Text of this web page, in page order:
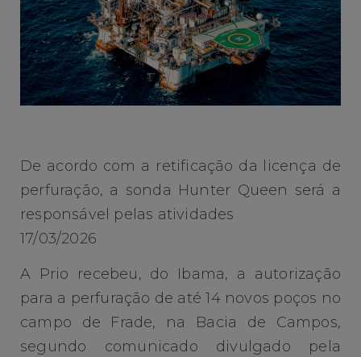
De acordo com a retificação da licença de
perfuração, a sonda Hunter Queen será a
responsável pelas atividades
17/03/2026
A Prio recebeu, do Ibama, a autorização
para a perfuração de até 14 novos poços no
campo de Frade, na Bacia de Campos,
segundo comunicado divulgado pela